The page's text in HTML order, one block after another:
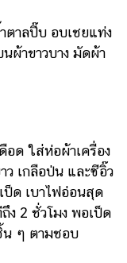
ตาลปี๊บ อบเชยแท่ง
ผ้าขาวบาง มัดผ้า
อด ใส่ห่อผ้าเครื่อง
ว เกลือป่น และซีอิ๊ว
ป็ด เบาไฟอ่อนสุด
ง 2 ชั่วโมง พอเป็ด
น ๆ ตามชอบ